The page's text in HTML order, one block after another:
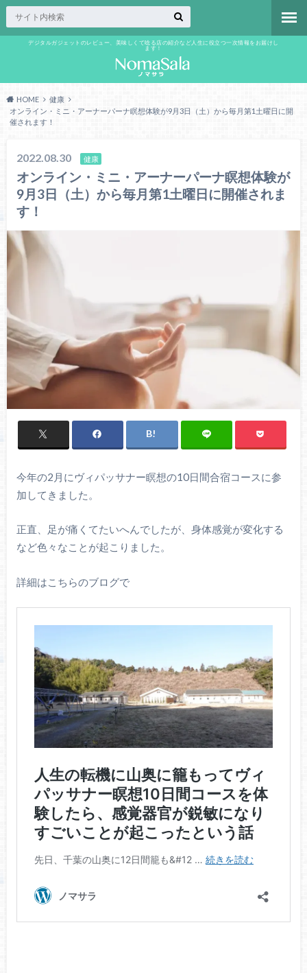
デジタルガジェットのレビュー、美味しくて唸る店の紹介など人生に役立つ一次情報をお届けし
ます！
HOME
健康
オンライン・ミニ・アーナーパーナ瞑想体験が9月3日（土）から毎月第1土曜日に開
催されます！
2022.08.30 健康
オンライン・ミニ・アーナーパーナ瞑想体験が
9月3日（土）から毎月第1土曜日に開催されま
す！
今年の2月にヴィパッサナー瞑想の10日間合宿コースに参
加してきました。
正直、足が痛くてたいへんでしたが、身体感覚が変化する
など色々なことが起こりました。
詳細はこちらのブログで